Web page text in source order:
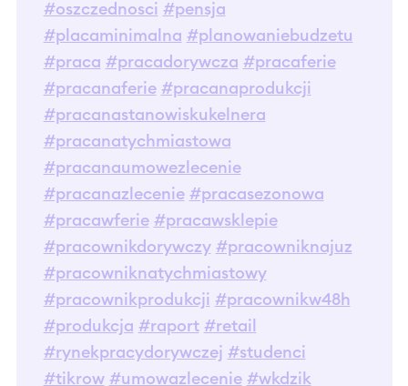
#oszczednosci #pensja
#placaminimalna #planowaniebudzetu
#praca #pracadorywcza #pracaferie
#pracanaferie #pracanaprodukcji
#pracanastanowiskukelnera
#pracanatychmiastowa
#pracanaumowezlecenie
#pracanazlecenie #pracasezonowa
#pracawferie #pracawsklepie
#pracownikdorywczy #pracowniknajuz
#pracowniknatychmiastowy
#pracownikprodukcji #pracownikw48h
#produkcja #raport #retail
#rynekpracydorywczej #studenci
#tikrow #umowazlecenie #wkdzik